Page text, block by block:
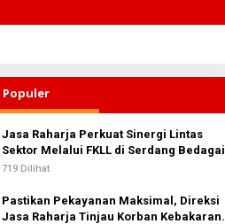
Populer
Jasa Raharja Perkuat Sinergi Lintas
Sektor Melalui FKLL di Serdang Bedagai
719 Dilihat
Pastikan Pekayanan Maksimal, Direksi
Jasa Raharja Tinjau Korban Kebakaran